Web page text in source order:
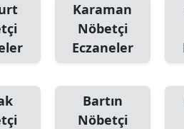
Karaman
Nöbetçi
Eczaneler
Bartın
Nöbetçi